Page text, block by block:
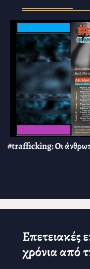
#trafficking: Οι
Επετειακές
χρόνια από